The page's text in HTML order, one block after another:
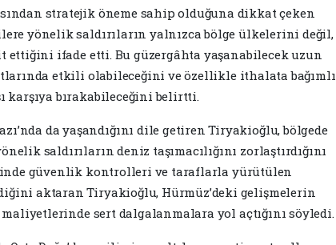
stratejik öneme sahip olduğuna dikkat çeken
yönelik saldırıların yalnızca bölge ülkelerini değil,
ettiğini ifade etti. Bu güzergâhta yaşanabilecek uzun
etkili olabileceğini ve özellikle ithalata bağımlı
bırakabileceğini belirtti.
da yaşandığını dile getiren Tiryakioğlu, bölgede
saldırıların deniz taşımacılığını zorlaştırdığını
güvenlik kontrolleri ve taraflarla yürütülen
aktaran Tiryakioğlu, Hürmüz’deki gelişmelerin
sert dalgalanmalara yol açtığını söyledi.